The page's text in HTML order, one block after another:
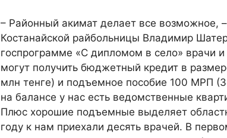
– Районный акимат делает все возможное,
Костанайской райбольницы Владимир
госпрограмме «С дипломом в село» врачи
могут получить бюджетный кредит в
млн тенге) и подъемное пособие 100 МРП
на балансе у нас есть ведомственные
Плюс хорошие подъемные выделяет
году к нам приехали десять врачей. В